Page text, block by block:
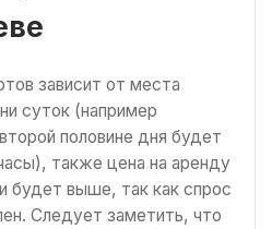
зависит от места
суток (например
половине дня будет
также цена на аренду
будет выше, так как спрос
Следует заметить, что